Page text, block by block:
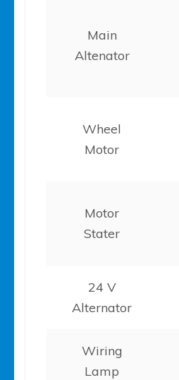
Main
Altenator
Wheel
Motor
Motor
Stater
24 V
Alternator
Wiring
Lamp